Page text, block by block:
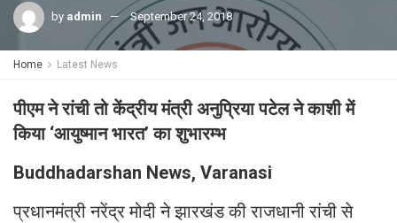
by admin September 24, 2018
Home Latest News
पीएम ने रांची तो केंद्रीय मंत्री अनुप्रिया पटेल ने काशी में
किया ‘आयुष्मान भारत’ का शुभारम्भ
Buddhadarshan News, Varanasi
प्रधानमंत्री नरेंद्र मोदी ने झारखंड की राजधानी रांची से